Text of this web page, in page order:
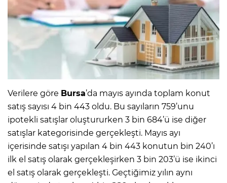
Verilere göre Bursa’da mayıs ayında toplam konut
satış sayısı 4 bin 443 oldu. Bu sayıların 759’unu
ipotekli satışlar oluştururken 3 bin 684’ü ise diğer
satışlar kategorisinde gerçekleşti. Mayıs ayı
içerisinde satışı yapılan 4 bin 443 konutun bin 240’ı
ilk el satış olarak gerçekleşirken 3 bin 203’ü ise ikinci
el satış olarak gerçekleşti. Geçtiğimiz yılın aynı